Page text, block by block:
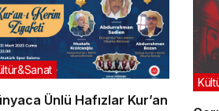
Ünlü Hafızlar Kur’an